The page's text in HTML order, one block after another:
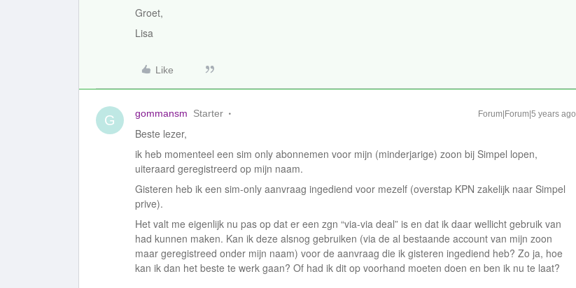
Groet,
Lisa
Like
G gommansm Starter Forum|Forum|5 years ago
Beste lezer,
ik heb momenteel een sim only abonnemen voor mijn (minderjarige) zoon bij Simpel lopen,
uiteraard geregistreerd op mijn naam.
Gisteren heb ik een sim-only aanvraag ingediend voor mezelf (overstap KPN zakelijk naar Simpel
prive).
Het valt me eigenlijk nu pas op dat er een zgn “via-via deal” is en dat ik daar wellicht gebruik van
had kunnen maken. Kan ik deze alsnog gebruiken (via de al bestaande account van mijn zoon
maar geregistreed onder mijn naam) voor de aanvraag die ik gisteren ingediend heb? Zo ja, hoe
kan ik dan het beste te werk gaan? Of had ik dit op voorhand moeten doen en ben ik nu te laat?